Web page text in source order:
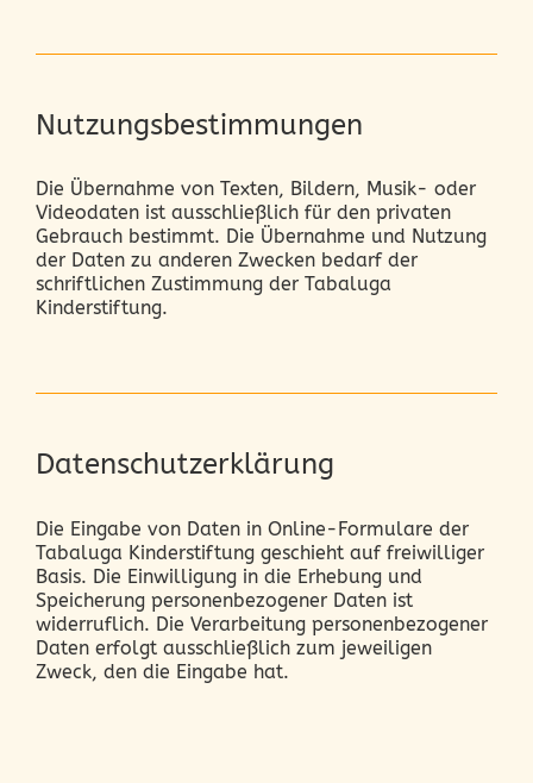
Nutzungsbestimmungen
Die Übernahme von Texten, Bildern, Musik- oder
Videodaten ist ausschließlich für den privaten
Gebrauch bestimmt. Die Übernahme und Nutzung
der Daten zu anderen Zwecken bedarf der
schriftlichen Zustimmung der Tabaluga
Kinderstiftung.
Datenschutzerklärung
Die Eingabe von Daten in Online-Formulare der
Tabaluga Kinderstiftung geschieht auf freiwilliger
Basis. Die Einwilligung in die Erhebung und
Speicherung personenbezogener Daten ist
widerruflich. Die Verarbeitung personenbezogener
Daten erfolgt ausschließlich zum jeweiligen
Zweck, den die Eingabe hat.